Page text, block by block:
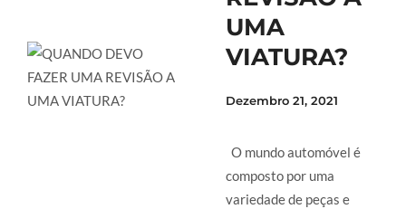
UMA
VIATURA?
Dezembro 21, 2021
O mundo automóvel é
composto por uma
variedade de peças e